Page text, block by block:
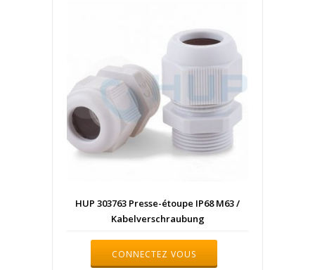
HUP 303763 Presse-étoupe IP68 M63 /
Kabelverschraubung
CONNECTEZ VOUS